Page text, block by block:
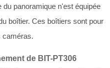
du panoramique n'est équipée
boîtier. Ces boîtiers sont pour
caméras.
de BIT-PT306